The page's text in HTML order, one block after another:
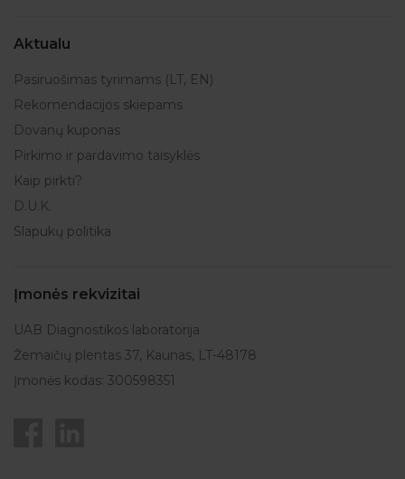
Aktualu
Pasiruošimas tyrimams (LT, EN)
Rekomendacijos skiepams
Dovanų kuponas
Pirkimo ir pardavimo taisyklės
Kaip pirkti?
D.U.K.
Slapukų politika
Įmonės rekvizitai
UAB Diagnostikos laboratorija
Žemaičių plentas 37, Kaunas, LT-48178
Įmonės kodas: 300598351